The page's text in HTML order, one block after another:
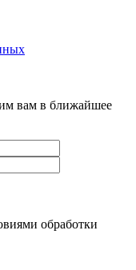
вам в ближайшее
обработки